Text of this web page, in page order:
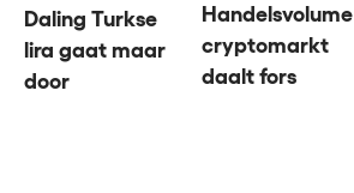
Daling Turkse
lira gaat maar
door
Handelsvolume
cryptomarkt
daalt fors